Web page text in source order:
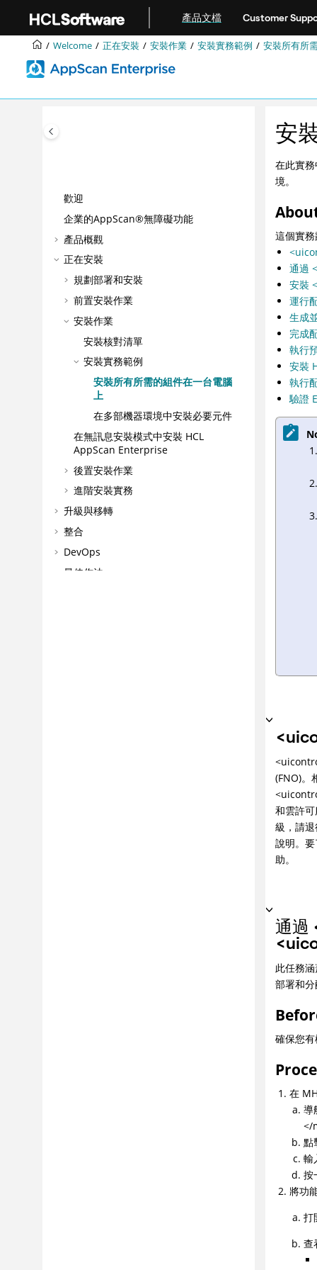
產品文檔 Customer
Welcome 正在安裝 安裝作業 安裝實務範例 安裝所有所
歡迎
企業的AppScan®無障礙功能
產品概觀
正在安裝
規劃部署和安裝
前置安裝作業
安裝作業
安裝核對清單
安裝實務範例
安裝所有所需的組件在一台電腦
上
在多部機器環境中安裝必要元件
在無訊息安裝模式中安裝 HCL
AppScan Enterprise
後置安裝作業
進階安裝實務
升級與移轉
整合
DevOps
最佳作法
安
在此實
境。
這個實
通過
安裝
運行
生成
完成
執行
安裝
執行
驗證
(FNO)。
和雲許
級，請
說明。
助。
通過
此任務
部署和
確保您
在
導
</
點
輸
按
將功
打
查